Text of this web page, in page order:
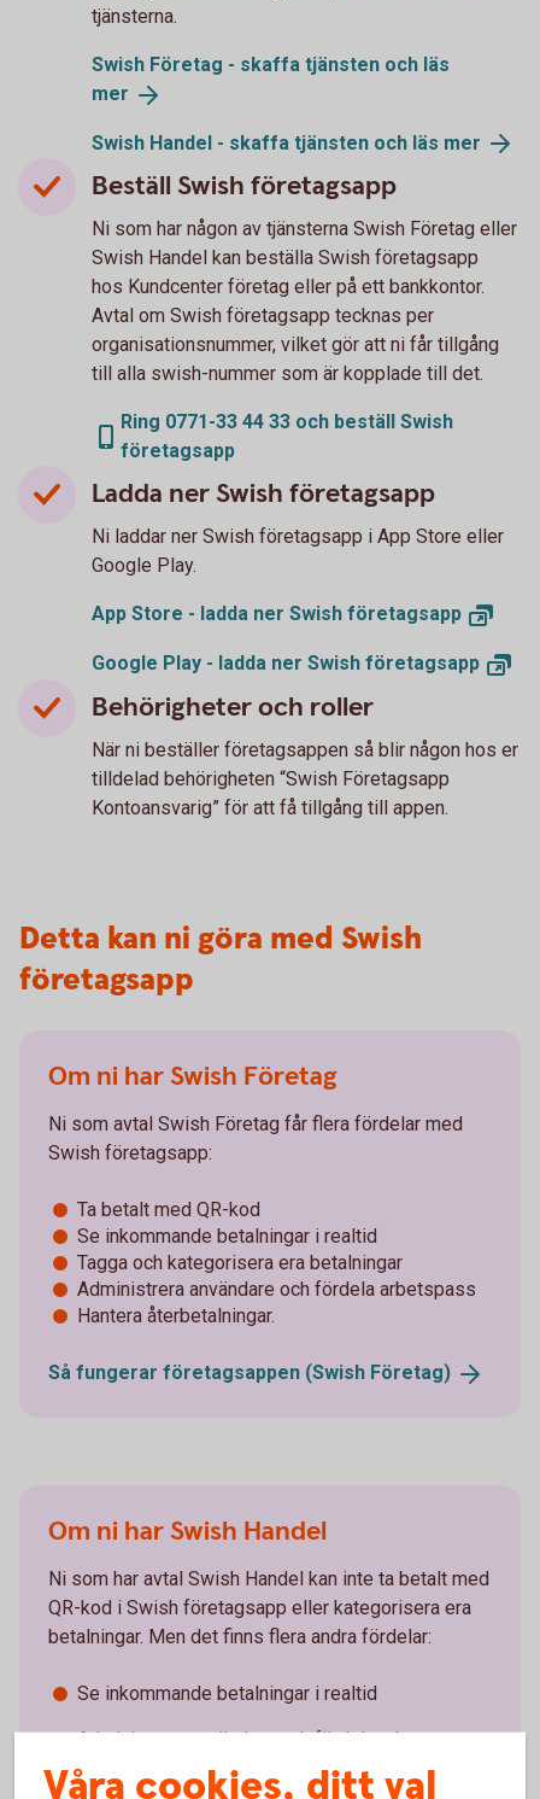
tjänsterna.
Swish Företag - skaffa tjänsten och läs
mer
Swish Handel - skaffa tjänsten och läs mer
Beställ Swish företagsapp
Ni som har någon av tjänsterna Swish Företag eller
Swish Handel kan beställa Swish företagsapp
hos Kundcenter företag eller på ett bankkontor.
Avtal om Swish företagsapp tecknas per
organisationsnummer, vilket gör att ni får tillgång
till alla swish-nummer som är kopplade till det.
Ring 0771-33 44 33 och beställ Swish
företagsapp
Ladda ner Swish företagsapp
Ni laddar ner Swish företagsapp i App Store eller
Google Play.
App Store - ladda ner Swish företagsapp
Google Play - ladda ner Swish företagsapp
Behörigheter och roller
När ni beställer företagsappen så blir någon hos er
tilldelad behörigheten “Swish Företagsapp
Kontoansvarig” för att få tillgång till appen.
Detta kan ni göra med Swish
företagsapp
Om ni har Swish Företag
Ni som avtal Swish Företag får flera fördelar med
Swish företagsapp:
Ta betalt med QR-kod
Se inkommande betalningar i realtid
Tagga och kategorisera era betalningar
Administrera användare och fördela arbetspass
Hantera återbetalningar.
Så fungerar företagsappen (Swish Företag)
Om ni har Swish Handel
Ni som har avtal Swish Handel kan inte ta betalt med
QR-kod i Swish företagsapp eller kategorisera era
betalningar. Men det finns flera andra fördelar:
Se inkommande betalningar i realtid
Administrera användare och fördela arbetspass
Hantera återbetalningar.
Våra cookies, ditt val